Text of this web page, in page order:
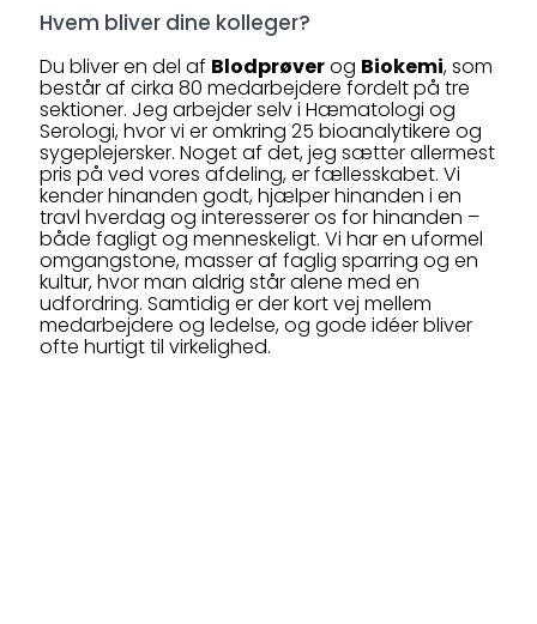
Hvem bliver dine kolleger?
Du bliver en del af Blodprøverog Biokemi, som
består af cirka 80 medarbejdere fordelt på tre
sektioner. Jeg arbejder selv i Hæmatologi og
Serologi, hvor vi er omkring 25 bioanalytikere og
sygeplejersker. Noget af det, jeg sætter allermest
pris på ved vores afdeling, er fællesskabet. Vi
kender hinanden godt, hjælper hinanden i en
travl hverdag og interesserer os for hinanden –
både fagligt og menneskeligt. Vi har en uformel
omgangstone, masser af faglig sparring og en
kultur, hvor man aldrig står alene med en
udfordring. Samtidig er der kort vej mellem
medarbejdere og ledelse, og gode idéer bliver
ofte hurtigt til virkelighed.